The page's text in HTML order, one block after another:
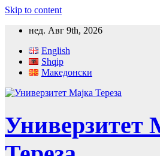
Skip to content
нед. Авг 9th, 2026
English
Shqip
Македонски
Универзитет